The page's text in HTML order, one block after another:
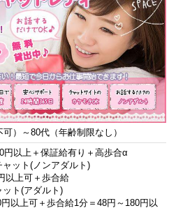
）～80代（年齢制限なし）
円以上＋保証給有り＋高歩合α
ャット(ノンアダルト)
以上可＋歩合給
ット(アダルト)
以上可＋歩合給1分＝48円～180円以